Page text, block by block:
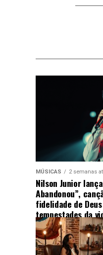
MÚSICAS 2 semanas
Nilson Junior
Abandonou”,
fidelidade de
tempestades da